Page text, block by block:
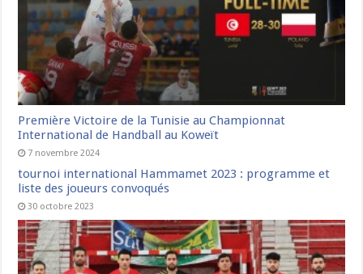
Première Victoire de la Tunisie au Championnat
International de Handball au Koweït
7 novembre 2024
tournoi international Hammamet 2023 : programme et
liste des joueurs convoqués
30 octobre 2023